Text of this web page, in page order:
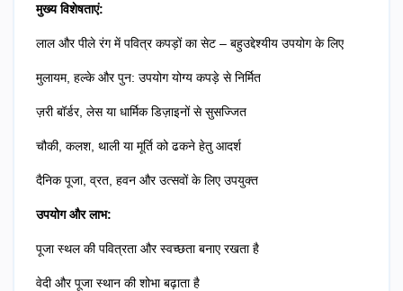
मुख्य विशेषताएं:
लाल और पीले रंग में पवित्र कपड़ों का सेट – बहुउद्देश्यीय उपयोग के लिए
मुलायम, हल्के और पुन: उपयोग योग्य कपड़े से निर्मित
ज़री बॉर्डर, लेस या धार्मिक डिज़ाइनों से सुसज्जित
चौकी, कलश, थाली या मूर्ति को ढकने हेतु आदर्श
दैनिक पूजा, व्रत, हवन और उत्सवों के लिए उपयुक्त
उपयोग और लाभ:
पूजा स्थल की पवित्रता और स्वच्छता बनाए रखता है
वेदी और पूजा स्थान की शोभा बढ़ाता है